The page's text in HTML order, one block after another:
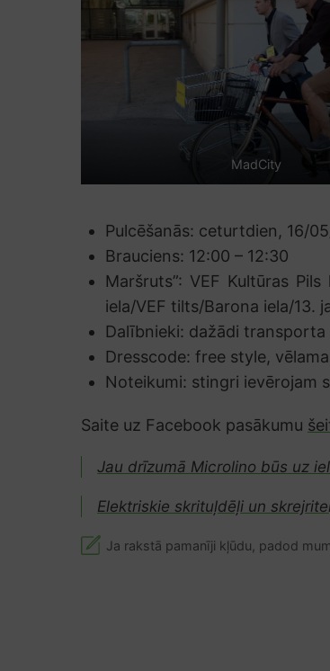
MadCity
Pulcēšanās: ceturtdien, 16/
Brauciens: 12:00 – 12:30
Maršruts”: VEF Kultūras
iela/VEF tilts/Barona iela/13.
Dalībnieki: dažādi transporta
Dresscode: free style,
Noteikumi: stingri ievērojam
Saite uz Facebook pasākumu
Jau drīzumā Microlino būs uz
Elektriskie skrituļdēļi un
Ja rakstā pamanīji kļūdu, padod